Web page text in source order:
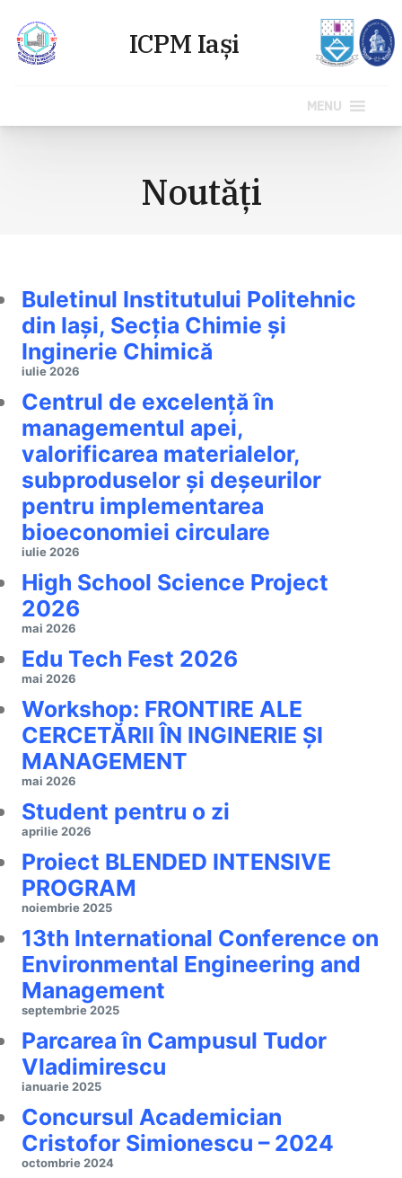
MENU
Noutăți
Buletinul Institutului Politehnic
din Iași, Secția Chimie și
Inginerie Chimică
iulie 2026
Centrul de excelență în
managementul apei,
valorificarea materialelor,
subproduselor și deșeurilor
pentru implementarea
bioeconomiei circulare
iulie 2026
High School Science Project
2026
mai 2026
Edu Tech Fest 2026
mai 2026
Workshop: FRONTIRE ALE
CERCETĂRII ÎN INGINERIE ȘI
MANAGEMENT
mai 2026
Student pentru o zi
aprilie 2026
Proiect BLENDED INTENSIVE
PROGRAM
noiembrie 2025
13th International Conference on
Environmental Engineering and
Management
septembrie 2025
Parcarea în Campusul Tudor
Vladimirescu
ianuarie 2025
Concursul Academician
Cristofor Simionescu – 2024
octombrie 2024